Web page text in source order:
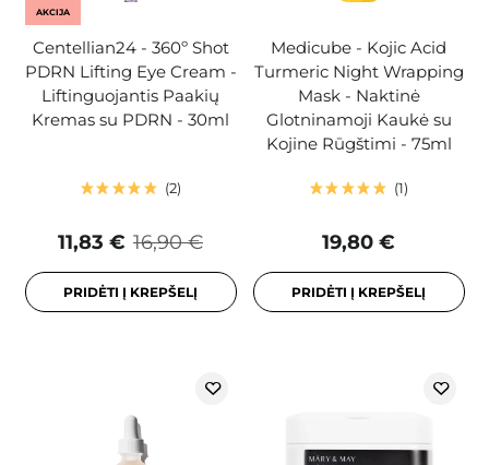
AKCIJA
Centellian24 - 360º Shot
PDRN Lifting Eye Cream -
Liftinguojantis Paakių
Kremas su PDRN - 30ml
2
16,90 €
11,83 €
PRIDĖTI Į KREPŠELĮ
Medicube - Kojic Acid
Turmeric Night Wrapping
Mask - Naktinė
Glotninamoji Kaukė su
Kojine Rūgštimi - 75ml
1
19,80 €
PRIDĖTI Į KREPŠELĮ